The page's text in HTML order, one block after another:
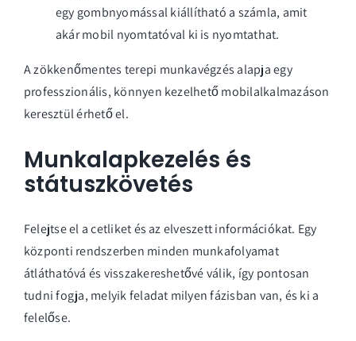
egy gombnyomással kiállítható a számla, amit
akár mobil nyomtatóval ki is nyomtathat.
A zökkenőmentes terepi munkavégzés alapja egy
professzionális, könnyen kezelhetőmobilalkalmazáson
keresztülérhető el.
Munkalapkezelés és
státuszkövetés
Felejtse el a cetliket és az elveszett információkat. Egy
központi rendszerben minden munkafolyamat
átláthatóvá és visszakereshetővé válik, így pontosan
tudni fogja, melyik feladat milyen fázisban van, és ki a
felelőse.